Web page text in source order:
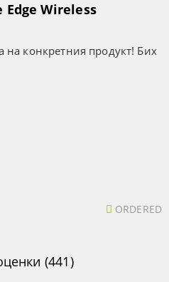
Edge Wireless
на конкретния продукт! Бих
ORDERED
(441)